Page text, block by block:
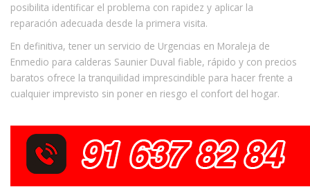
posibilita identificar el problema con rapidez y aplicar la
reparación adecuada desde la primera visita.
En definitiva, tener un servicio de Urgencias en Moraleja de
Enmedio para calderas Saunier Duval fiable, rápido y con precios
baratos ofrece la tranquilidad imprescindible para hacer frente a
cualquier imprevisto sin poner en riesgo el confort del hogar.